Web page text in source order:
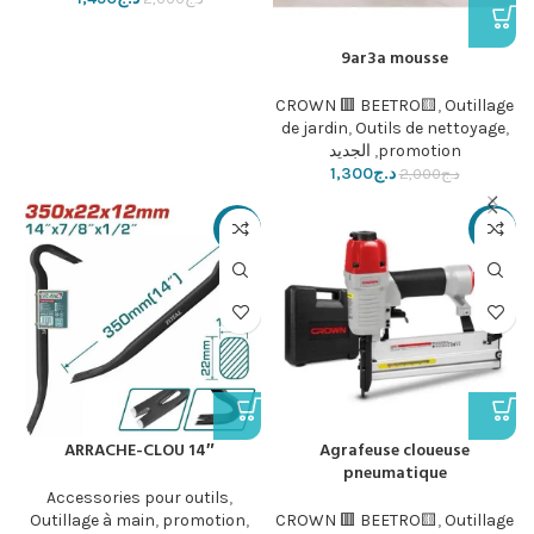
9ar3a mousse
CROWN 🟥 BEETRO🟨,Outillage
de jardin,Outils de nettoyage,
promotion
, الجديد
د.ج2,000 د.ج1,300
-24%
Agrafeuse cloueuse
pneumatique
CROWN 🟥 BEETRO🟨,Outillage
-27%
ARRACHE-CLOU 14″
Accessories pour outils,
Outillage à main, promotion,